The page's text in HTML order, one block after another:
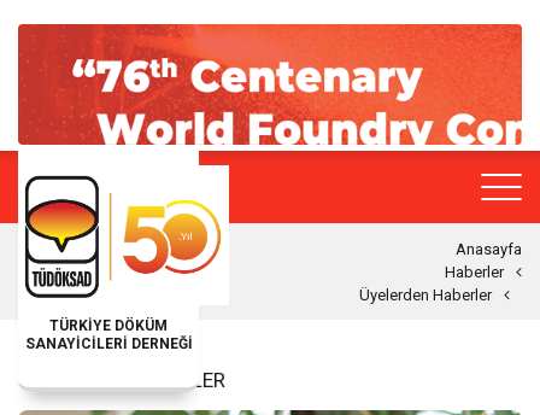
TÜRKİYE DÖKÜM
SANAYİCİLERİ DERNEĞİ
Anasayfa
Haberler
Üyelerden Haberler
ÜYELERDEN HABERLER